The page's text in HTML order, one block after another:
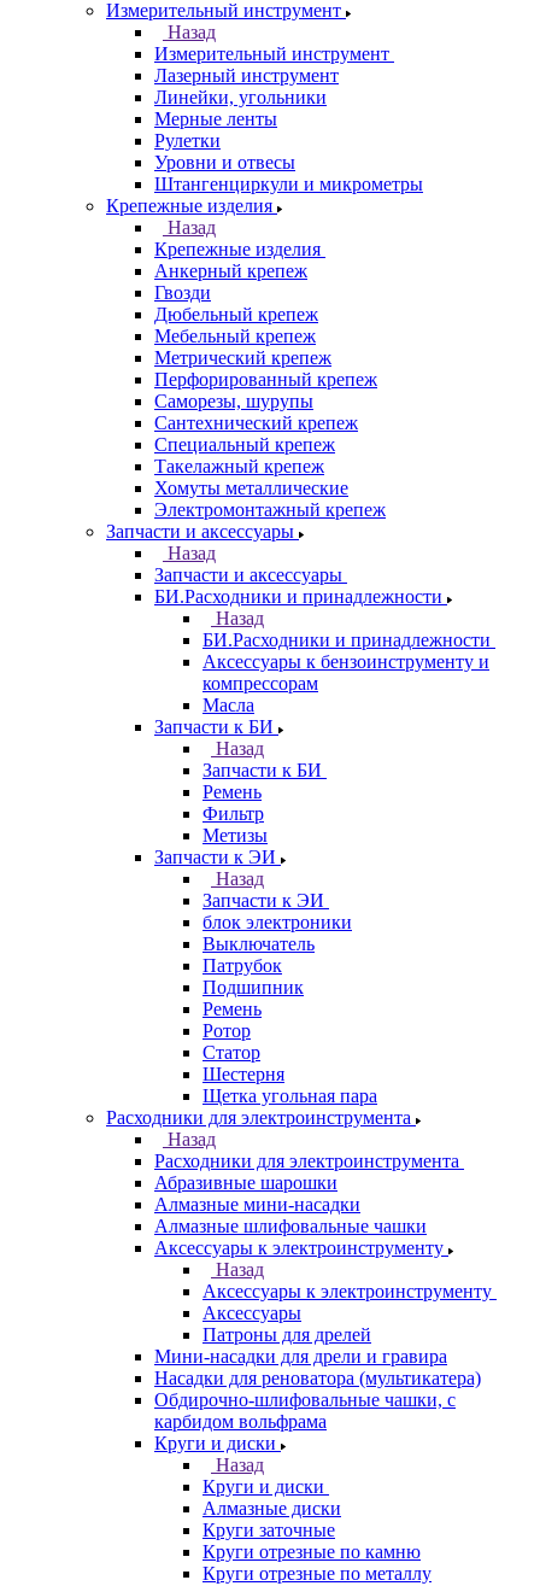
Измерительный инструмент
Назад
Измерительный инструмент
Лазерный инструмент
Линейки, угольники
Мерные ленты
Рулетки
Уровни и отвесы
Штангенциркули и микрометры
Крепежные изделия
Назад
Крепежные изделия
Анкерный крепеж
Гвозди
Дюбельный крепеж
Мебельный крепеж
Метрический крепеж
Перфорированный крепеж
Саморезы, шурупы
Сантехнический крепеж
Специальный крепеж
Такелажный крепеж
Хомуты металлические
Электромонтажный крепеж
Запчасти и аксессуары
Назад
Запчасти и аксессуары
БИ.Расходники и принадлежности
Назад
БИ.Расходники и принадлежности
Аксессуары к бензоинструменту и
компрессорам
Масла
Запчасти к БИ
Назад
Запчасти к БИ
Ремень
Фильтр
Метизы
Запчасти к ЭИ
Назад
Запчасти к ЭИ
блок электроники
Выключатель
Патрубок
Подшипник
Ремень
Ротор
Статор
Шестерня
Щетка угольная пара
Расходники для электроинструмента
Назад
Расходники для электроинструмента
Абразивные шарошки
Алмазные мини-насадки
Алмазные шлифовальные чашки
Аксессуары к электроинструменту
Назад
Аксессуары к электроинструменту
Аксессуары
Патроны для дрелей
Мини-насадки для дрели и гравира
Насадки для реноватора (мультикатера)
Обдирочно-шлифовальные чашки, с
карбидом вольфрама
Круги и диски
Назад
Круги и диски
Алмазные диски
Круги заточные
Круги отрезные по камню
Круги отрезные по металлу